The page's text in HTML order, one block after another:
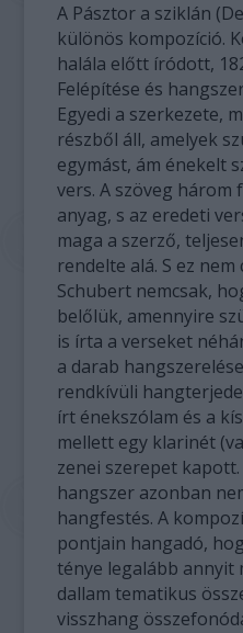
A Pásztor a sziklán
különös kompozíció.
halála előtt íródott,
Felépítése és
Egyedi a szerkezete,
részből áll, amelyek
egymást, ám énekelt
vers. A szöveg
anyag, s az eredeti
maga a szerző,
rendelte alá. S ez
Schubert nemcsak,
belőlük, amennyire
is írta a verseket
a darab
rendkívüli
írt énekszólam és a
mellett egy klarinét
zenei szerepet
hangszer azonban
hangfestés. A
pontjain hangadó,
ténye legalább annyit
dallam tematikus
visszhang